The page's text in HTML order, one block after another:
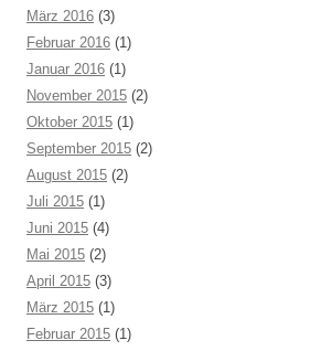
März 2016 (3)
Februar 2016 (1)
Januar 2016 (1)
November 2015 (2)
Oktober 2015 (1)
September 2015 (2)
August 2015 (2)
Juli 2015 (1)
Juni 2015 (4)
Mai 2015 (2)
April 2015 (3)
März 2015 (1)
Februar 2015 (1)